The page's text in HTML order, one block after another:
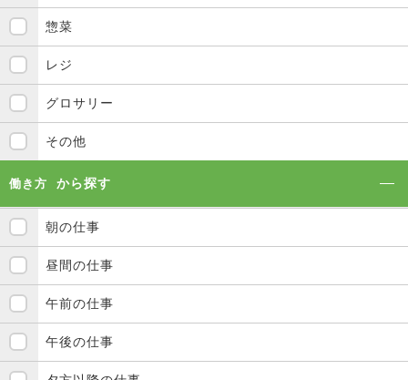
惣菜
レジ
グロサリー
その他
働き方 から探す
朝の仕事
昼間の仕事
午前の仕事
午後の仕事